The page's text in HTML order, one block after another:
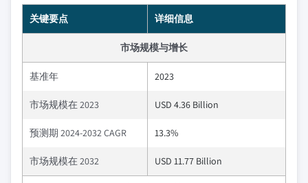
关键要点 详细信息
市场规模与增长
基准年 2023
市场规模在 2023 USD 4.36 Billion
预测期 2024-2032 CAGR 13.3%
市场规模在 2032 USD 11.77 Billion